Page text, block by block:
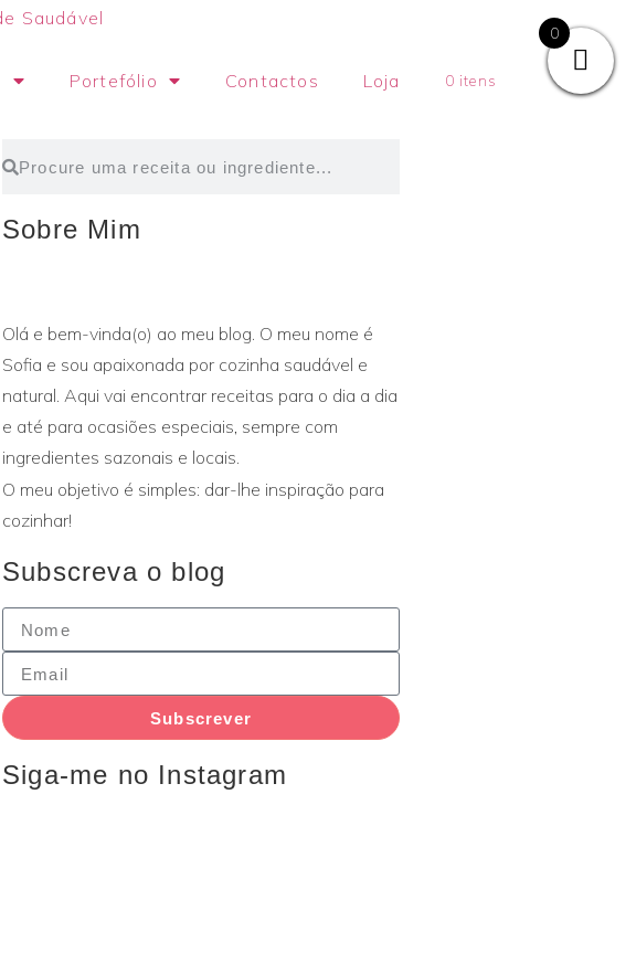
Portefólio Contactos Loja 0 itens
Sobre Mim
Olá e bem-vinda(o) ao meu blog. O meu nome é
Sofia e sou apaixonada por cozinha saudável e
natural. Aqui vai encontrar receitas para o dia a dia
e até para ocasiões especiais, sempre com
ingredientes sazonais e locais.
O meu objetivo é simples: dar-lhe inspiração para
cozinhar!
Subscreva o blog
Subscrever
Siga-me no Instagram
0